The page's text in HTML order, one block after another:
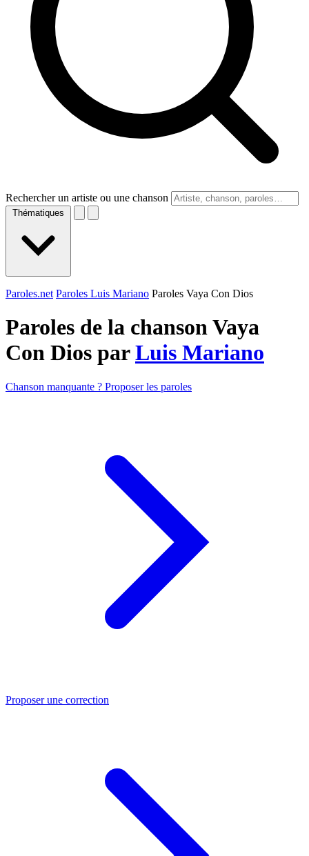
Rechercher un artiste ou une chanson
Thématiques
Paroles.net Paroles Luis Mariano Paroles Vaya Con Dios
Paroles de la chanson Vaya
Con Dios parLuis Mariano
Chanson manquante ? Proposer les paroles
Proposer une correction